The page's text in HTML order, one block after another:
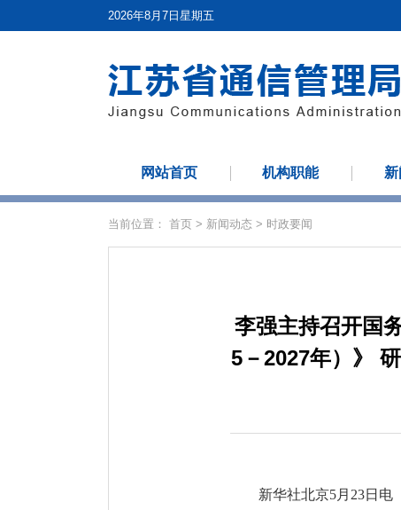
2026年8月7日星期五
网站首页 机构职能
当前位置： 首页 > 新闻动态 > 时政要闻
李强主持召开国
5－2027年）》
新华社北京5月23日